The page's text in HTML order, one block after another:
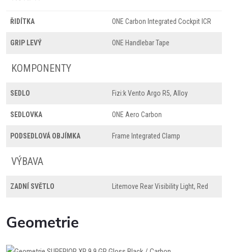
ŘIDÍTKA ONE Carbon Integrated Cockpit ICR
GRIP LEVÝ ONE Handlebar Tape
KOMPONENTY
SEDLO Fizi:k Vento Argo R5, Alloy
SEDLOVKA ONE Aero Carbon
PODSEDLOVÁ OBJÍMKA Frame Integrated Clamp
VÝBAVA
ZADNÍ SVĚTLO Litemove Rear Visibility Light, Red
Geometrie